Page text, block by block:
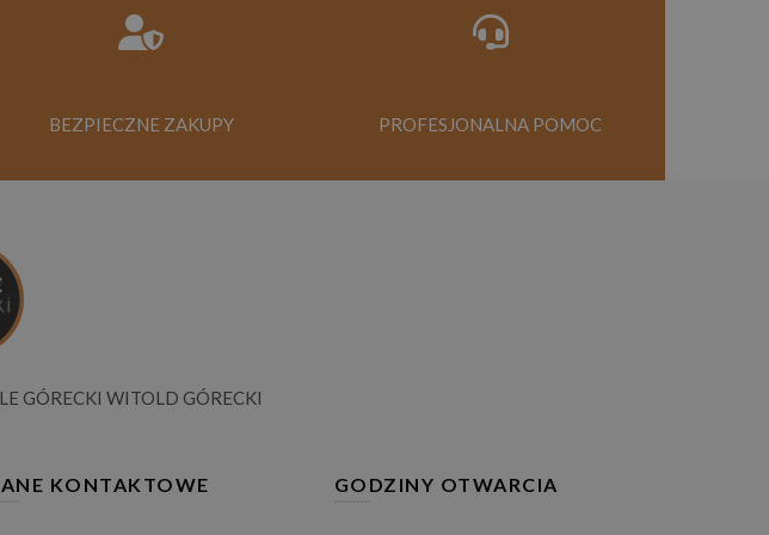
BEZPIECZNE ZAKUPY PROFESJONALNA POMOC
GÓRECKI WITOLD GÓRECKI
KONTAKTOWE GODZINY OTWARCIA